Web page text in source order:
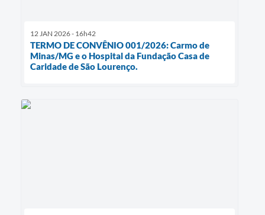
12 JAN 2026 - 16h42
TERMO DE CONVÊNIO 001/2026: Carmo de
Minas/MG e o Hospital da Fundação Casa de
Caridade de São Lourenço.